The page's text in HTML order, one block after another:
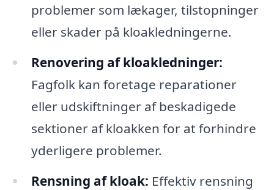
problemer som lækager, tilstopninger
eller skader på kloakledningerne.
Renovering af kloakledninger:
Fagfolk kan foretage reparationer
eller udskiftninger af beskadigede
sektioner af kloakken for at forhindre
yderligere problemer.
Rensning af kloak: Effektiv rensning